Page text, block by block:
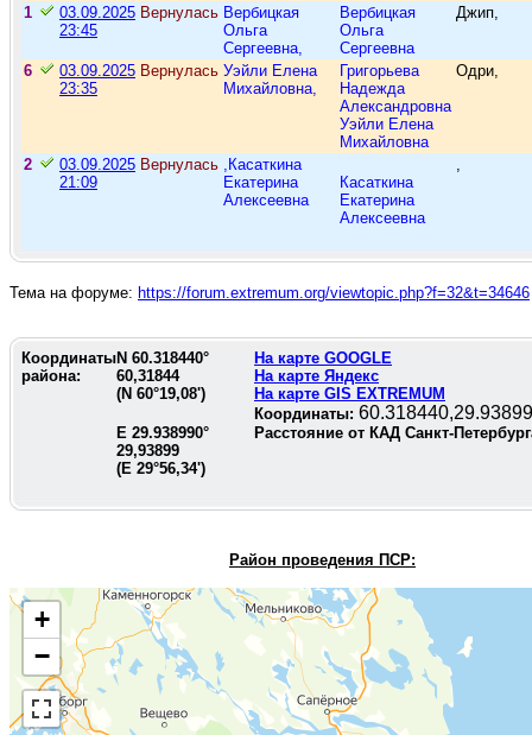
1
03.09.2025
23:45
Вернулась Вербицкая
Ольга
Сергеевна,
Вербицкая
Ольга
Сергеевна
Джип,
6
03.09.2025
23:35
Вернулась Уэйли Елена
Михайловна,
Григорьева
Надежда
Александровна
Уэйли Елена
Михайловна
Одри,
2
03.09.2025
21:09
Вернулась ,Касаткина
Екатерина
Алексеевна
Касаткина
Екатерина
Алексеевна
,
Тема на форуме: https://forum.extremum.org/viewtopic.php?f=32&t=34646
Координаты
района:
N 60.318440°
60,31844
(N 60°19,08')
На карте GOOGLE
На карте Яндекс
На карте GIS EXTREMUM
Координаты:
E 29.938990°
29,93899
(E 29°56,34')
Расстояние от КАД Санкт-
Район проведения ПСР:
+
−